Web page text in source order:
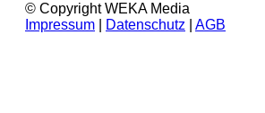
© Copyright WEKA Media
Impressum
Datenschutz AGB